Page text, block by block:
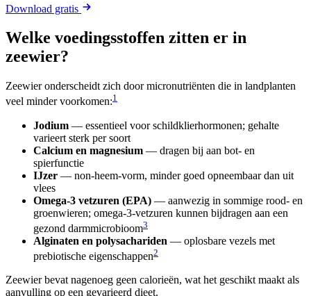
Download gratis
Welke voedingsstoffen zitten er in
zeewier?
Zeewier onderscheidt zich door micronutriënten die in landplanten
veel minder voorkomen:1
Jodium — essentieel voor schildklierhormonen; gehalte
varieert sterk per soort
Calcium en magnesium — dragen bij aan bot- en
spierfunctie
IJzer — non-heem-vorm, minder goed opneembaar dan uit
vlees
Omega-3 vetzuren (EPA) — aanwezig in sommige rood- en
groenwieren; omega-3-vetzuren kunnen bijdragen aan een
gezond darmmicrobioom3
Alginaten en polysachariden — oplosbare vezels met
prebiotische eigenschappen2
Zeewier bevat nagenoeg geen calorieën, wat het geschikt maakt als
aanvulling op een gevarieerd dieet.